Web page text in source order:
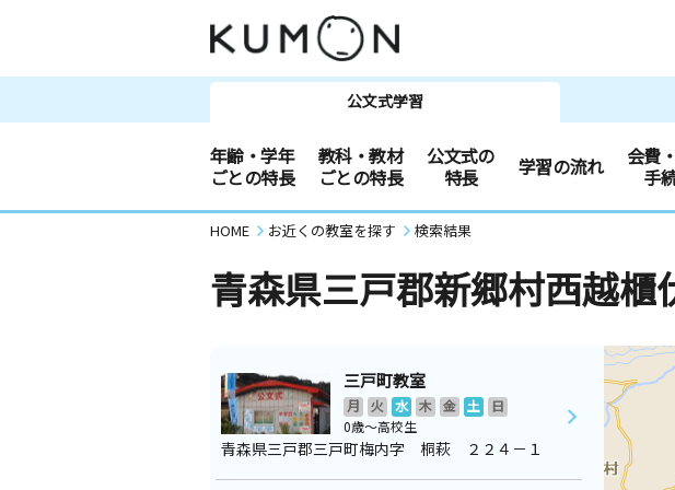
公文式学習
年齢・学年
ごとの特長
教科・教材
ごとの特長
公文式の
特長
学習の流れ
会費
手
HOME お近くの教室を探す 検索結果
青森県三戸郡新郷村西越櫃
三戸町教室
月 火 水 木 金 土
日
0歳～高校生
青森県三戸郡三戸町梅内字 桐萩 ２２４－１